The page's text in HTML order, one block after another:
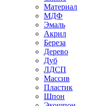
Материал
МДФ
Эмаль
Акрил
Береза
Дерево
Дуб
ЛДСП
Массив
Пластик
Шпон